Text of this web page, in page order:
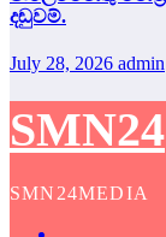
දඬුවම්.
July 28, 2026 admin
SMN24
SMN24MEDIA